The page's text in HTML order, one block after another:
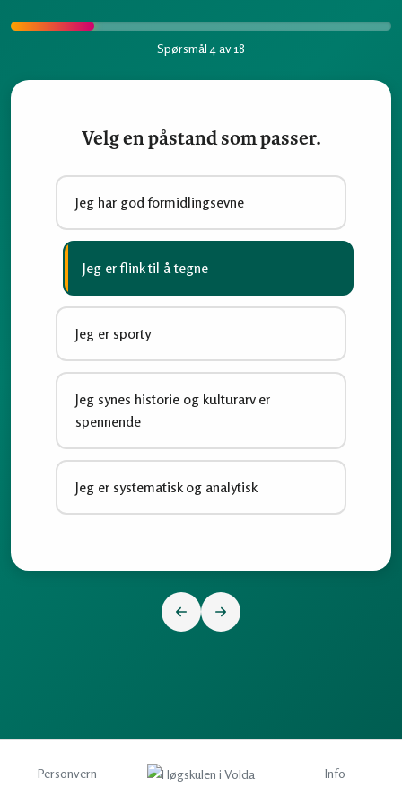
Spørsmål 4 av 18
Velg en påstand som passer.
Jeg har god formidlingsevne
Jeg er flink til å tegne
Jeg er sporty
Jeg synes historie og kulturarv er
spennende
Jeg er systematisk og analytisk
Personvern Info